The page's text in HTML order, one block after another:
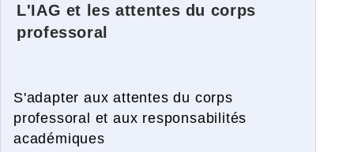
L'IAG et les attentes du corps
professoral
S'adapter aux attentes du corps
professoral et aux responsabilités
académiques